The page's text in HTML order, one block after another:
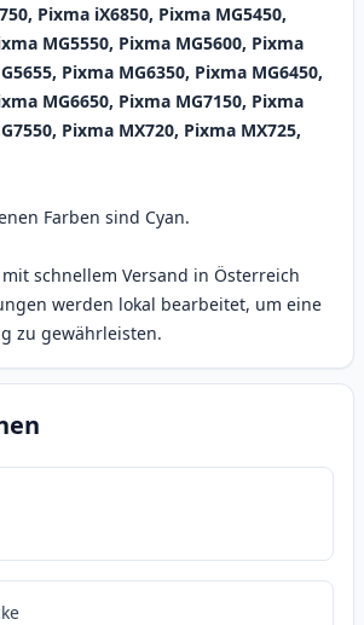
Pixma iX6850, Pixma MG5450,
MG5550, Pixma MG5600, Pixma
Pixma MG6350, Pixma MG6450,
MG6650, Pixma MG7150, Pixma
Pixma MX720, Pixma MX725,
Farben sind Cyan.
schnellem Versand in Österreich
werden lokal bearbeitet, um eine
zu gewährleisten.